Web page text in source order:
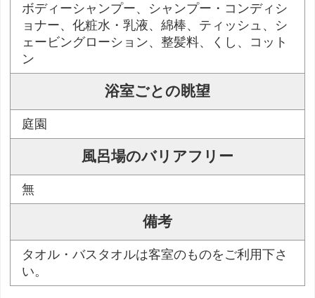
ボディーシャンプー、シャンプー・コンディシ
ョナー、化粧水・乳液、綿棒、ティッシュ、シ
ェービングローション、整髪料、くし、コット
ン
浴室ごとの眺望
庭園
風呂場のバリアフリー
無
備考
タオル・バスタオルは客室のものをご利用下さ
い。